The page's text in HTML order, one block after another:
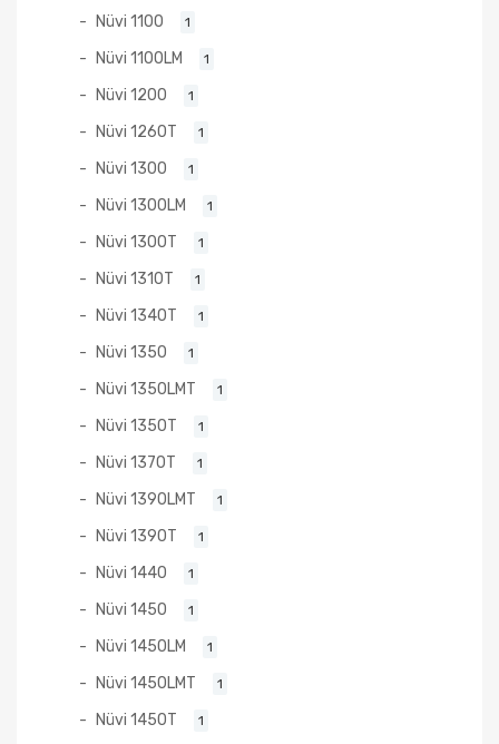
Nüvi 1100 1
Nüvi 1100LM 1
Nüvi 1200 1
Nüvi 1260T 1
Nüvi 1300 1
Nüvi 1300LM 1
Nüvi 1300T 1
Nüvi 1310T 1
Nüvi 1340T 1
Nüvi 1350 1
Nüvi 1350LMT 1
Nüvi 1350T 1
Nüvi 1370T 1
Nüvi 1390LMT 1
Nüvi 1390T 1
Nüvi 1440 1
Nüvi 1450 1
Nüvi 1450LM 1
Nüvi 1450LMT 1
Nüvi 1450T 1